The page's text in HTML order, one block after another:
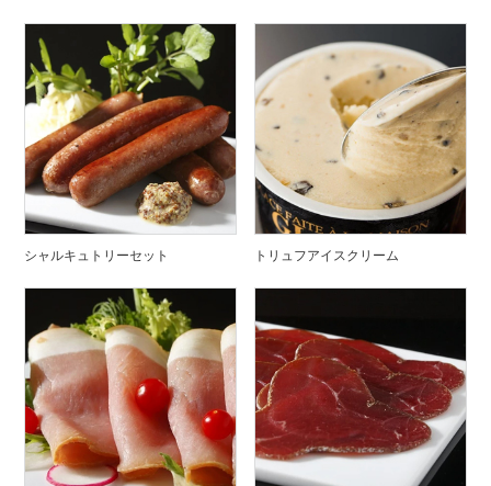
シャルキュトリーセット トリュフアイスクリーム